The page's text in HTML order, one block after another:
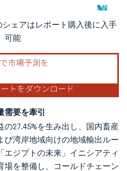
にはCC BY 4.0の表示が必要です。
ェアはレポート購入後に入手
可能
需要を牽引
の27.45%を生み出し、国内畜産
び湾岸地域向けの地域輸出ルー
エジプトの未来」イニシアティ
場を整備し、コールドチェーン